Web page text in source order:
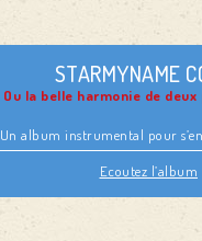
STARMYNAME
Ou la belle harmonie de
Un album instrumental pour
Ecoutez l’album